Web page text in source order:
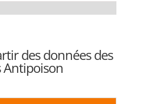
des données des
Antipoison